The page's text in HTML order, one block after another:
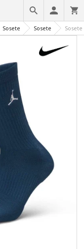
Sosete Sosete Sosete